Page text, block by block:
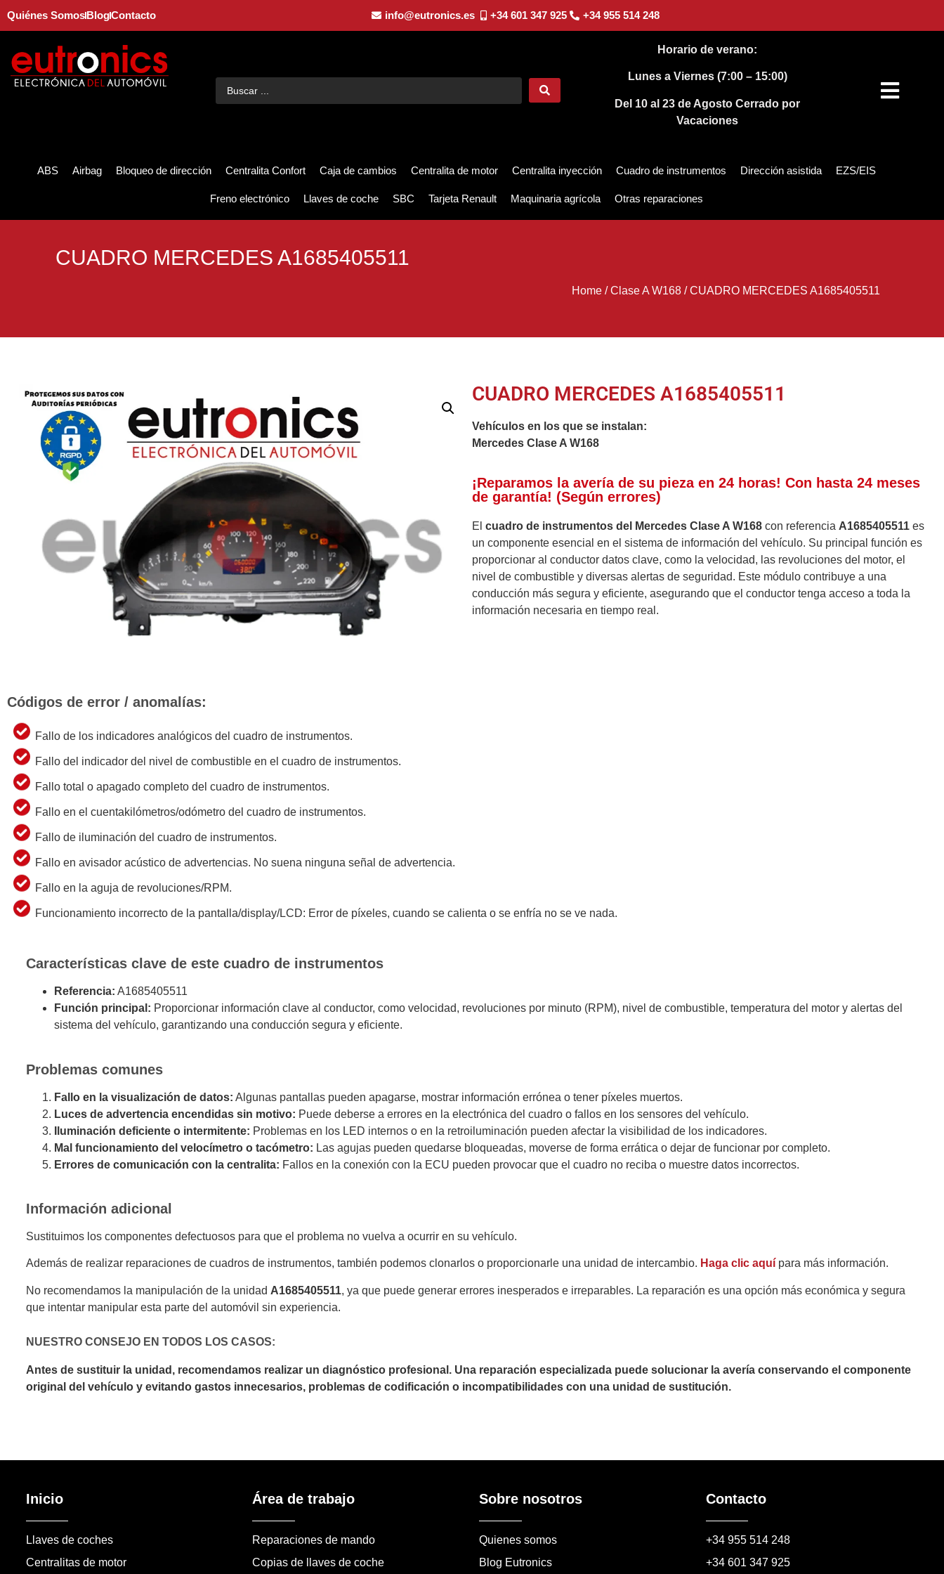
Quiénes SomosBlogContacto info@eutronics.es +34 601 347 925 +34 955 514 248
Horario de verano:
Lunes a Viernes (7:00 – 15:00)
Del 10 al 23 de AgostoCerrado por
Vacaciones
ABS Airbag Bloqueo de dirección Centralita Confort Caja de cambios Centralita de motor Centralita inyección Cuadro de instrumentos Dirección asistida EZS/EIS
Freno electrónico Llaves de coche SBC Tarjeta Renault Maquinaria agrícola Otras reparaciones
CUADRO MERCEDES A1685405511
Home/Clase A W168/CUADRO MERCEDES A1685405511
CUADRO MERCEDES A1685405511
Vehículos en los que se instalan:
Mercedes Clase A W168
¡Reparamos la avería de su pieza en 24 horas! Con hasta 24 meses
de garantía! (Según errores)
El cuadro de instrumentos del Mercedes Clase A W168 con referencia A1685405511 es
un componente esencial en el sistema de información del vehículo. Su principal función es
proporcionar al conductor datos clave, como la velocidad, las revoluciones del motor, el
nivel de combustible y diversas alertas de seguridad. Este módulo contribuye a una
conducción más segura y eficiente, asegurando que el conductor tenga acceso a toda la
información necesaria en tiempo real.
Códigos de error / anomalías:
Fallo de los indicadores analógicos del cuadro de instrumentos.
Fallo del indicador del nivel de combustible en el cuadro de instrumentos.
Fallo total o apagado completo del cuadro de instrumentos.
Fallo en el cuentakilómetros/odómetro del cuadro de instrumentos.
Fallo de iluminación del cuadro de instrumentos.
Fallo en avisador acústico de advertencias. No suena ninguna señal de advertencia.
Fallo en la aguja de revoluciones/RPM.
Funcionamiento incorrecto de la pantalla/display/LCD: Error de píxeles, cuando se calienta o se enfría no se ve nada.
Características clave de este cuadro de instrumentos
Referencia: A1685405511
Función principal: Proporcionar información clave al conductor, como velocidad, revoluciones por minuto (RPM), nivel de combustible, temperatura del motor y alertas del
sistema del vehículo, garantizando una conducción segura y eficiente.
Problemas comunes
Fallo en la visualización de datos: Algunas pantallas pueden apagarse, mostrar información errónea o tener píxeles muertos.
Luces de advertencia encendidas sin motivo: Puede deberse a errores en la electrónica del cuadro o fallos en los sensores del vehículo.
Iluminación deficiente o intermitente: Problemas en los LED internos o en la retroiluminación pueden afectar la visibilidad de los indicadores.
Mal funcionamiento del velocímetro o tacómetro: Las agujas pueden quedarse bloqueadas, moverse de forma errática o dejar de funcionar por completo.
Errores de comunicación con la centralita: Fallos en la conexión con la ECU pueden provocar que el cuadro no reciba o muestre datos incorrectos.
Información adicional
Sustituimos los componentes defectuosos para que el problema no vuelva a ocurrir en su vehículo.
Además de realizar reparaciones de cuadros de instrumentos, también podemos clonarlos o proporcionarle una unidad de intercambio. Haga clic aquí para más información.
No recomendamos la manipulación de la unidad A1685405511, ya que puede generar errores inesperados e irreparables. La reparación es una opción más económica y segura
que intentar manipular esta parte del automóvil sin experiencia.
NUESTRO CONSEJO EN TODOS LOS CASOS:
Antes de sustituir la unidad, recomendamos realizar un diagnóstico profesional. Una reparación especializada puede solucionar la avería conservando el componente
original del vehículo y evitando gastos innecesarios, problemas de codificación o incompatibilidades con una unidad de sustitución.
Inicio
Llaves de coches
Centralitas de motor
Área de trabajo
Reparaciones de mando
Copias de llaves de coche
Sobre nosotros
Quienes somos
Blog Eutronics
Contacto
+34 955 514 248
+34 601 347 925